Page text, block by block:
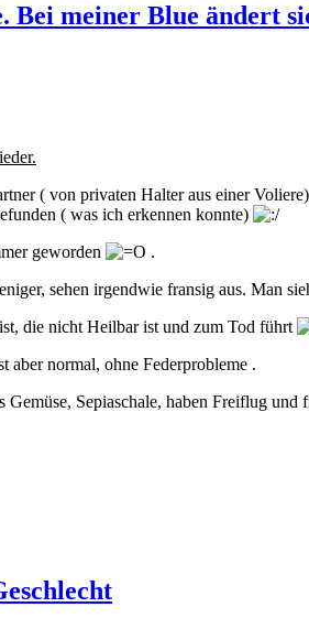
meiner Blue ändert
( von privaten Halter aus einer
( was ich erkennen konnte)
geworden
.
sehen irgendwie fransig aus. Man
die nicht Heilbar ist und zum Tod führt
aber normal, ohne Federprobleme .
Sepiaschale, haben Freiflug und